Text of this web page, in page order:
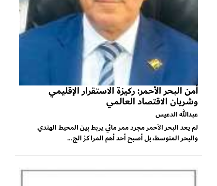
أمن البحر الأحمر: ركيزة الاستقرار الإقليمي
وشريان الاقتصاد العالمي
عبدالله الدعيس
لم يعد البحر الأحمر مجرد ممر مائي يربط بين المحيط الهندي
والبحر المتوسط، بل أصبح أحد أهم المراكز الج...